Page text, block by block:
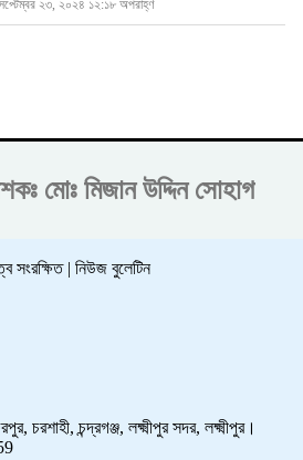
২৩, ২০২৪ ১২:১৮ অপরাহ্ণ
মোঃ মিজান উদ্দিন সোহাগ
চরশাহী, চন্দ্রগঞ্জ, লক্ষ্মীপুর সদর, লক্ষ্মীপুর।